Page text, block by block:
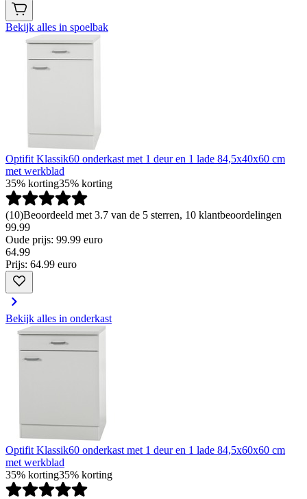
Bekijk alles in spoelbak
Optifit Klassik60 onderkast met 1 deur en 1 lade 84,5x40x60 cm
met werkblad
35% korting35% korting
(10)Beoordeeld met 3.7 van de 5 sterren, 10 klantbeoordelingen
99.99
Oude prijs: 99.99 euro
64.99
Prijs: 64.99 euro
Bekijk alles in onderkast
Optifit Klassik60 onderkast met 1 deur en 1 lade 84,5x60x60 cm
met werkblad
35% korting35% korting